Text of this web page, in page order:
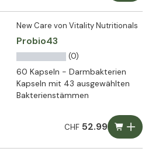
New Care von Vitality Nutritionals
Probio43
(0)
60 Kapseln - Darmbakterien
Kapseln mit 43 ausgewählten
Bakterienstämmen
CHF52.99